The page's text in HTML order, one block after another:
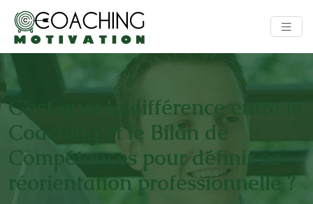
C’est quoi la différence entre le
Coaching et le Bilan de
Compétences pour définir sa
réorientation professionnelle ?